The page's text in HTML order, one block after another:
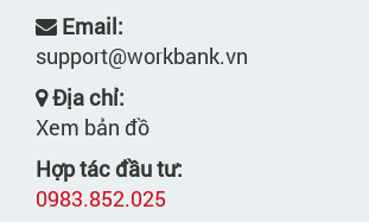
Email:
support@workbank.vn
Địa chỉ:
Xem bản đồ
Hợp tác đầu tư:
0983.852.025